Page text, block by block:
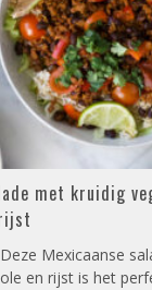
met kruidig
Mexicaanse
en rijst is het